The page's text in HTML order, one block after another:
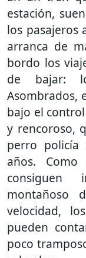
estación,
los pasajeros
arranca de
bordo los
de bajar:
Asombrados,
bajo el
y rencoroso,
perro policía
años.
montañoso
velocidad,
pueden
poco